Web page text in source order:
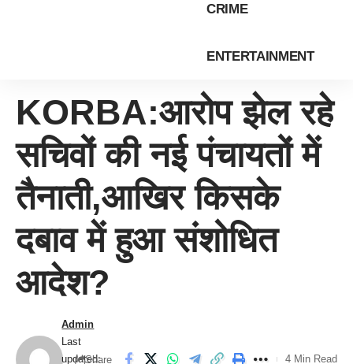
CRIME
ENTERTAINMENT
KORBA:आरोप झेल रहे
सचिवों की नई पंचायतों में
तैनाती,आखिर किसके
दबाव में हुआ संशोधित
आदेश?
Last
updated:
Admin
Share 4 Min Read